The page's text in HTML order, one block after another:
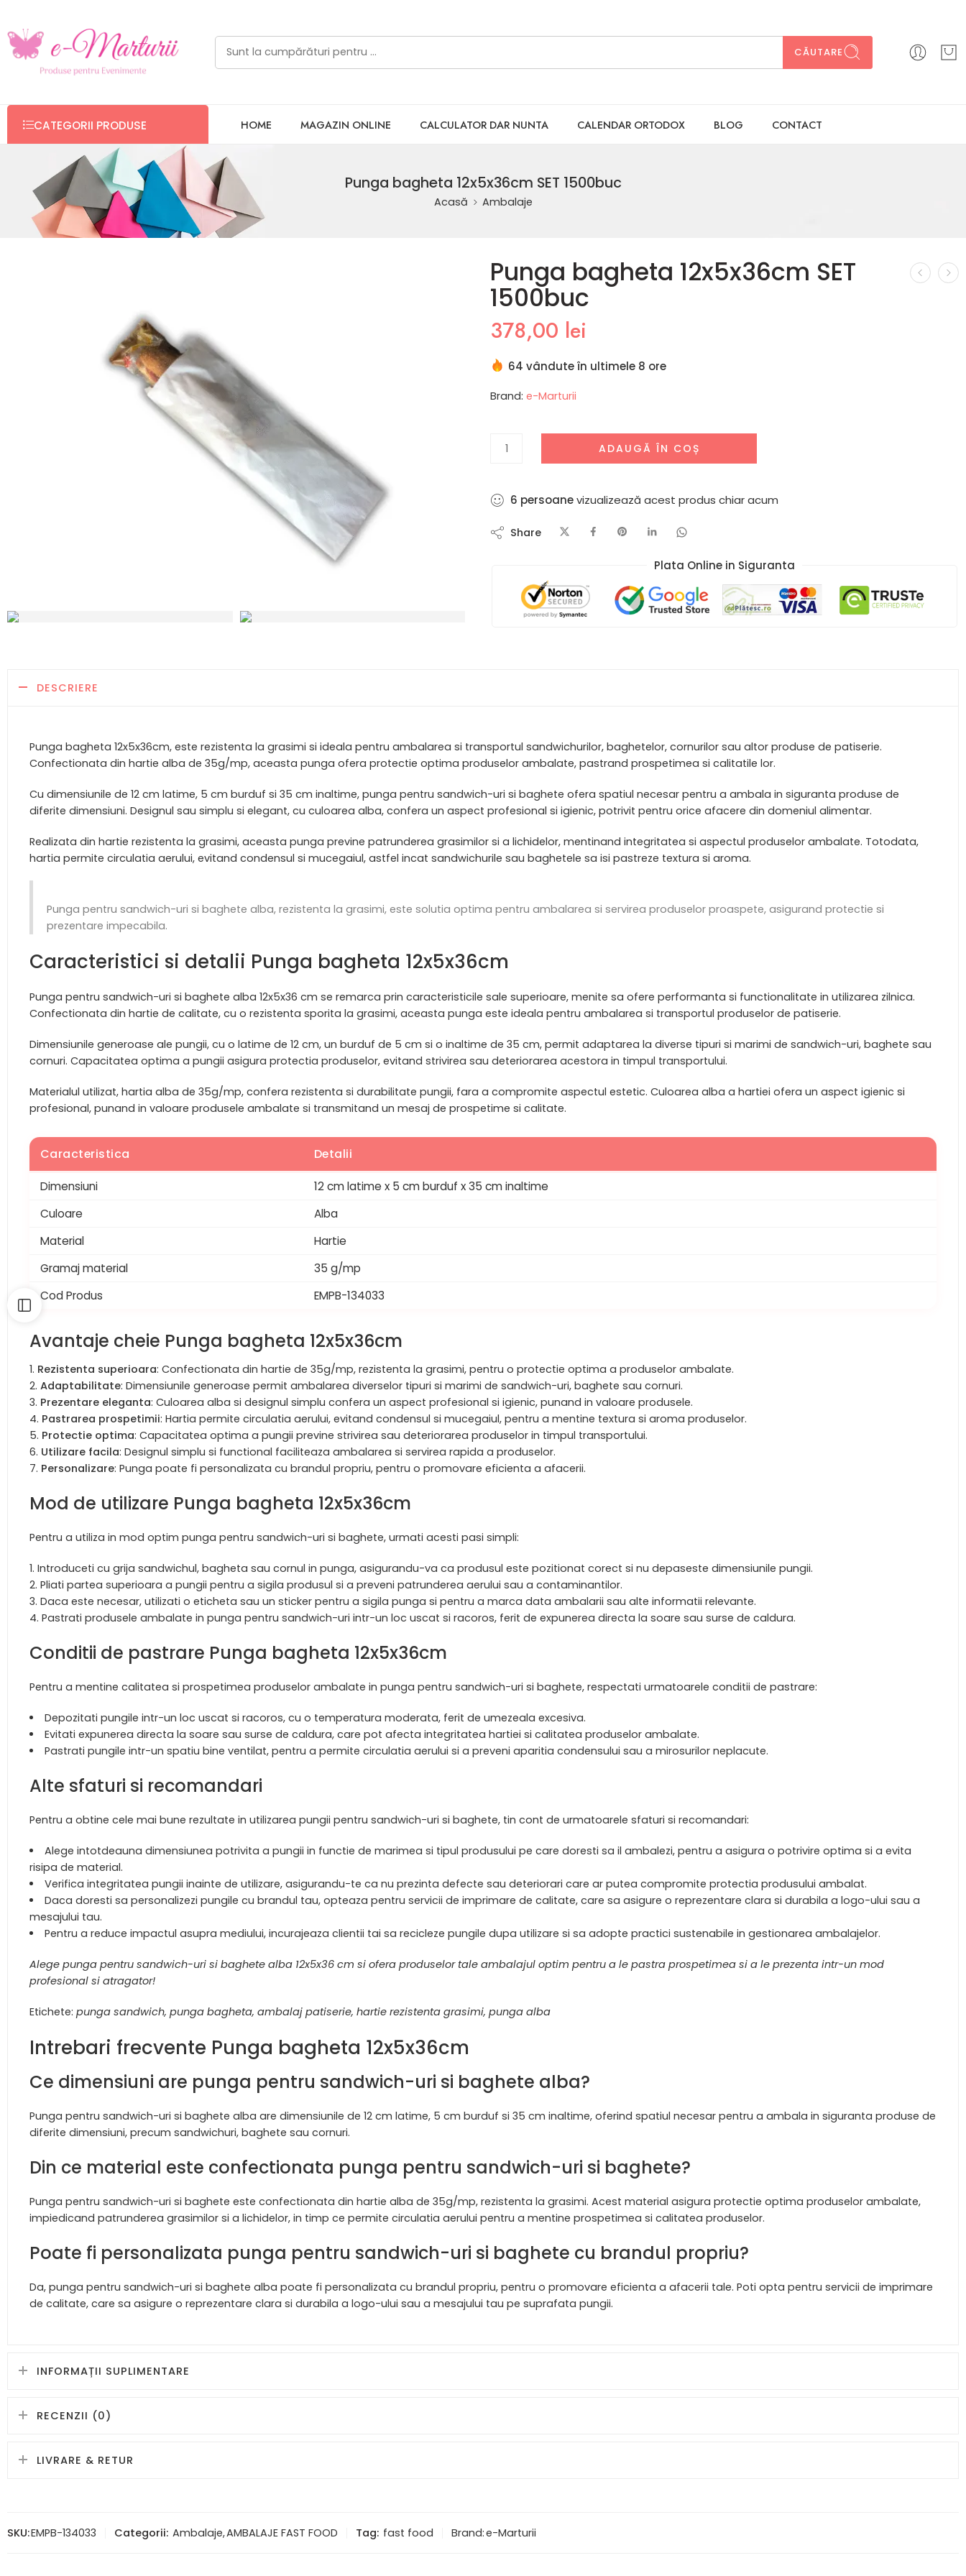
CĂUTARE
CATEGORII PRODUSE HOME MAGAZIN ONLINE CALCULATOR DAR NUNTA CALENDAR ORTODOX BLOG CONTACT
Punga bagheta 12x5x36cm SET 1500buc
Acasă Ambalaje
Punga bagheta 12x5x36cm SET
1500buc
378,00 lei
64 vândute în ultimele 8 ore
Brand: e-Marturii
ADAUGĂ ÎN COȘ
9 persoanevizualizează acest produs chiar acum
Share
Plata Online in Siguranta​
DESCRIERE
Punga bagheta 12x5x36cm, este rezistenta la grasimi si ideala pentru ambalarea si transportul sandwichurilor, baghetelor, cornurilor sau altor produse de patiserie.
Confectionata din hartie alba de 35g/mp, aceasta punga ofera protectie optima produselor ambalate, pastrand prospetimea si calitatile lor.
Cu dimensiunile de 12 cm latime, 5 cm burduf si 35 cm inaltime, punga pentru sandwich-uri si baghete ofera spatiul necesar pentru a ambala in siguranta produse de
diferite dimensiuni. Designul sau simplu si elegant, cu culoarea alba, confera un aspect profesional si igienic, potrivit pentru orice afacere din domeniul alimentar.
Realizata din hartie rezistenta la grasimi, aceasta punga previne patrunderea grasimilor si a lichidelor, mentinand integritatea si aspectul produselor ambalate. Totodata,
hartia permite circulatia aerului, evitand condensul si mucegaiul, astfel incat sandwichurile sau baghetele sa isi pastreze textura si aroma.
Punga pentru sandwich-uri si baghete alba, rezistenta la grasimi, este solutia optima pentru ambalarea si servirea produselor proaspete, asigurand protectie si
prezentare impecabila.
Caracteristici si detalii Punga bagheta 12x5x36cm
Punga pentru sandwich-uri si baghete alba 12x5x36 cm se remarca prin caracteristicile sale superioare, menite sa ofere performanta si functionalitate in utilizarea zilnica.
Confectionata din hartie de calitate, cu o rezistenta sporita la grasimi, aceasta punga este ideala pentru ambalarea si transportul produselor de patiserie.
Dimensiunile generoase ale pungii, cu o latime de 12 cm, un burduf de 5 cm si o inaltime de 35 cm, permit adaptarea la diverse tipuri si marimi de sandwich-uri, baghete sau
cornuri. Capacitatea optima a pungii asigura protectia produselor, evitand strivirea sau deteriorarea acestora in timpul transportului.
Materialul utilizat, hartia alba de 35g/mp, confera rezistenta si durabilitate pungii, fara a compromite aspectul estetic. Culoarea alba a hartiei ofera un aspect igienic si
profesional, punand in valoare produsele ambalate si transmitand un mesaj de prospetime si calitate.
Caracteristica Detalii
Dimensiuni
12 cm latime x 5 cm burduf x 35 cm inaltime
Culoare
Alba
Material
Hartie
Gramaj material
35 g/mp
Cod Produs
EMPB-134033
Avantaje cheie Punga bagheta 12x5x36cm
Rezistenta superioara: Confectionata din hartie de 35g/mp, rezistenta la grasimi, pentru o protectie optima a produselor ambalate.
Adaptabilitate: Dimensiunile generoase permit ambalarea diverselor tipuri si marimi de sandwich-uri, baghete sau cornuri.
Prezentare eleganta: Culoarea alba si designul simplu confera un aspect profesional si igienic, punand in valoare produsele.
Pastrarea prospetimii: Hartia permite circulatia aerului, evitand condensul si mucegaiul, pentru a mentine textura si aroma produselor.
Protectie optima: Capacitatea optima a pungii previne strivirea sau deteriorarea produselor in timpul transportului.
Utilizare facila: Designul simplu si functional faciliteaza ambalarea si servirea rapida a produselor.
Personalizare: Punga poate fi personalizata cu brandul propriu, pentru o promovare eficienta a afacerii.
Mod de utilizare Punga bagheta 12x5x36cm
Pentru a utiliza in mod optim punga pentru sandwich-uri si baghete, urmati acesti pasi simpli:
Introduceti cu grija sandwichul, bagheta sau cornul in punga, asigurandu-va ca produsul este pozitionat corect si nu depaseste dimensiunile pungii.
Pliati partea superioara a pungii pentru a sigila produsul si a preveni patrunderea aerului sau a contaminantilor.
Daca este necesar, utilizati o eticheta sau un sticker pentru a sigila punga si pentru a marca data ambalarii sau alte informatii relevante.
Pastrati produsele ambalate in punga pentru sandwich-uri intr-un loc uscat si racoros, ferit de expunerea directa la soare sau surse de caldura.
Conditii de pastrare Punga bagheta 12x5x36cm
Pentru a mentine calitatea si prospetimea produselor ambalate in punga pentru sandwich-uri si baghete, respectati urmatoarele conditii de pastrare:
Depozitati pungile intr-un loc uscat si racoros, cu o temperatura moderata, ferit de umezeala excesiva.
Evitati expunerea directa la soare sau surse de caldura, care pot afecta integritatea hartiei si calitatea produselor ambalate.
Pastrati pungile intr-un spatiu bine ventilat, pentru a permite circulatia aerului si a preveni aparitia condensului sau a mirosurilor neplacute.
Alte sfaturi si recomandari
Pentru a obtine cele mai bune rezultate in utilizarea pungii pentru sandwich-uri si baghete, tin cont de urmatoarele sfaturi si recomandari:
Alege intotdeauna dimensiunea potrivita a pungii in functie de marimea si tipul produsului pe care doresti sa il ambalezi, pentru a asigura o potrivire optima si a evita
risipa de material.
Verifica integritatea pungii inainte de utilizare, asigurandu-te ca nu prezinta defecte sau deteriorari care ar putea compromite protectia produsului ambalat.
Daca doresti sa personalizezi pungile cu brandul tau, opteaza pentru servicii de imprimare de calitate, care sa asigure o reprezentare clara si durabila a logo-ului sau a
mesajului tau.
Pentru a reduce impactul asupra mediului, incurajeaza clientii tai sa recicleze pungile dupa utilizare si sa adopte practici sustenabile in gestionarea ambalajelor.
Alege punga pentru sandwich-uri si baghete alba 12x5x36 cm si ofera produselor tale ambalajul optim pentru a le pastra prospetimea si a le prezenta intr-un mod
profesional si atragator!
Etichete: punga sandwich, punga bagheta, ambalaj patiserie, hartie rezistenta grasimi, punga alba
Intrebari frecvente Punga bagheta 12x5x36cm
Ce dimensiuni are punga pentru sandwich-uri si baghete alba?
Punga pentru sandwich-uri si baghete alba are dimensiunile de 12 cm latime, 5 cm burduf si 35 cm inaltime, oferind spatiul necesar pentru a ambala in siguranta produse de
diferite dimensiuni, precum sandwichuri, baghete sau cornuri.
Din ce material este confectionata punga pentru sandwich-uri si baghete?
Punga pentru sandwich-uri si baghete este confectionata din hartie alba de 35g/mp, rezistenta la grasimi. Acest material asigura protectie optima produselor ambalate,
impiedicand patrunderea grasimilor si a lichidelor, in timp ce permite circulatia aerului pentru a mentine prospetimea si calitatea produselor.
Poate fi personalizata punga pentru sandwich-uri si baghete cu brandul propriu?
Da, punga pentru sandwich-uri si baghete alba poate fi personalizata cu brandul propriu, pentru o promovare eficienta a afacerii tale. Poti opta pentru servicii de imprimare
de calitate, care sa asigure o reprezentare clara si durabila a logo-ului sau a mesajului tau pe suprafata pungii.
INFORMAȚII SUPLIMENTARE
RECENZII (0)
LIVRARE & RETUR
SKU:EMPB-134033 Categorii: Ambalaje,AMBALAJE FAST FOOD Tag: fast food Brand:e-Marturii